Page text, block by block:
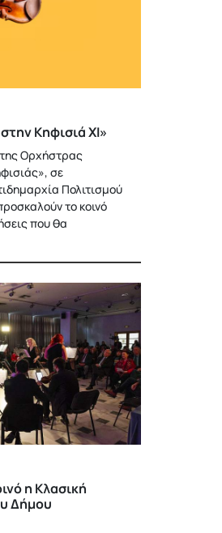
Κηφισιά ΧΙ»
Ορχήστρας
σε
Πολιτισμού
το κοινό
που θα
η Κλασική
Δήμου